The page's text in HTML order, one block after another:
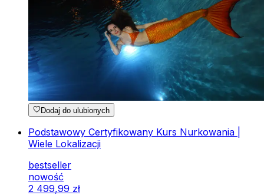
Dodaj do ulubionych
Podstawowy Certyfikowany Kurs Nurkowania |
Wiele Lokalizacji
bestseller
nowość
2 499,99 zł